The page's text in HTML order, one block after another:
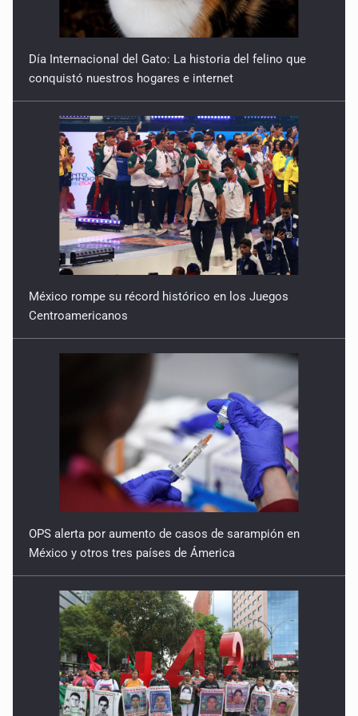
Quinto Patio
20 de Julio de 2026
Quinto Patio
18 de Julio de 2026
Quinto Patio
17 de Julio de 2026
Día Internacional del Gato: La historia del felino que
conquistó nuestros hogares e internet
México rompe su récord histórico en los Juegos
Centroamericanos
OPS alerta por aumento de casos de sarampión en
México y otros tres países de Ámerica